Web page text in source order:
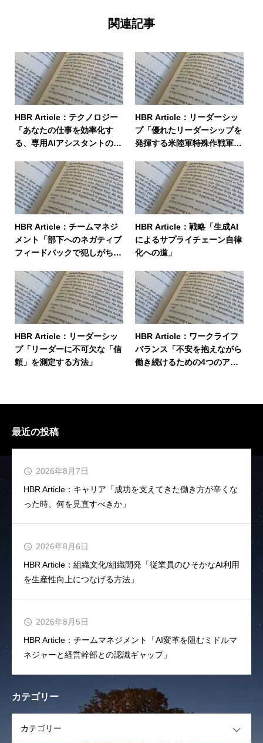
関連記事
HBR Article：テクノロジー
「あなたの仕事を効率化す
る、専用AIアシスタントのつ
HBR Article：リーダーシッ
プ「優れたリーダーシップを
発揮する米陸軍特殊作戦軍の
HBR Article：チームマネジ
メント「部下へのネガティブ
フィードバックで犯しがちな
HBR Article：戦略「生成AI
によるサプライチェーン自律
化への道」
HBR Article：リーダーシッ
プ「リーダーに不可欠な「信
頼」を測定する方法」
HBR Article：ワークライフ
バランス「不安を抱えながら
働き続けるための4つのアド
最近の投稿
HBR Article：キャリア「成功を支えてきた働き方が辛くな
った時、何を見直すべきか」
2026年8月7日
HBR Article：組織文化/組織開発「従業員のひそかなAI利用
を生産性向上につなげる方法」
2026年8月6日
HBR Article：チームマネジメント「AI変革を阻むミドルマ
ネジャーと経営幹部との認識ギャップ」
2026年8月5日
カテゴリー